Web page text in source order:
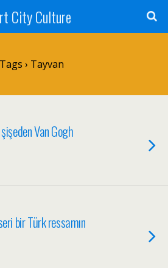
City Culture
Tags › Tayvan
Van Gogh
bir Türk ressamın